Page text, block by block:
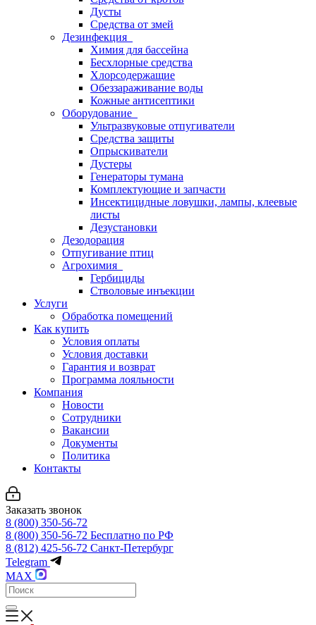
Дусты
Средства от змей
Дезинфекция
Химия для бассейна
Бесхлорные средства
Хлорсодержащие
Обеззараживание воды
Кожные антисептики
Оборудование
Ультразвуковые отпугиватели
Средства защиты
Опрыскиватели
Дустеры
Генераторы тумана
Комплектующие и запчасти
Инсектицидные ловушки, лампы, клеевые
листы
Дезустановки
Дезодорация
Отпугивание птиц
Агрохимия
Гербициды
Стволовые инъекции
Услуги
Обработка помещений
Как купить
Условия оплаты
Условия доставки
Гарантия и возврат
Программа лояльности
Компания
Новости
Сотрудники
Вакансии
Документы
Политика
Контакты
Заказать звонок
8 (800) 350-56-72
8 (800) 350-56-72 Бесплатно по РФ
8 (812) 425-56-72 Санкт-Петербург
Telegram
MAX